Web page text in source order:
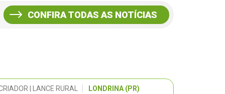
CONFIRA TODAS AS NOTÍCIAS
| LANCE RURAL LONDRINA (PR)